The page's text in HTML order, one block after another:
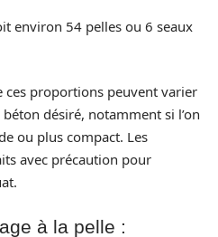
environ 54 pelles ou 6 seaux
ces proportions peuvent varier
désiré, notamment si l’on
ou plus compact. Les
avec précaution pour
à la pelle :